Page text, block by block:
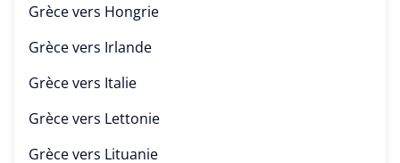
Grèce vers Hongrie
Grèce vers Irlande
Grèce vers Italie
Grèce vers Lettonie
Grèce vers Lituanie